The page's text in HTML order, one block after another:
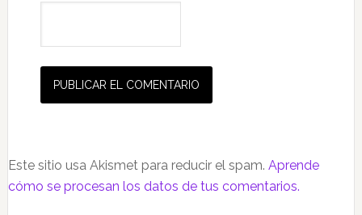
Este sitio usa Akismet para reducir el spam. Aprende
cómo se procesan los datos de tus comentarios.